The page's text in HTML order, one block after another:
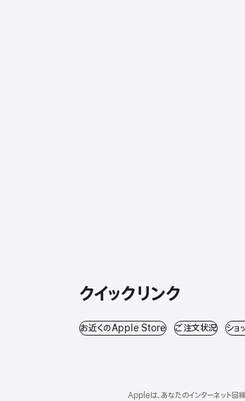
クイックリンク
お近くのApple Store（新規ウインドウで開
ご注文状況（新規
ショ
ッ
注
Appleは、あなたのインターネット回